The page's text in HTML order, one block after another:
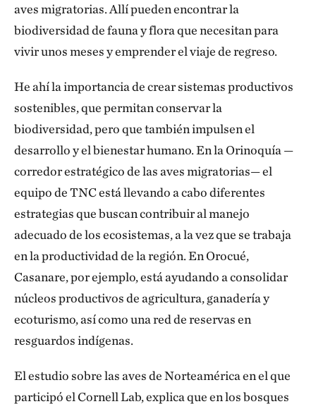
aves migratorias. Allí pueden encontrar la
biodiversidad de fauna y flora que necesitan para
vivir unos meses y emprender el viaje de regreso.
He ahí la importancia de crear sistemas productivos
sostenibles, que permitan conservar la
biodiversidad, pero que también impulsen el
desarrollo y el bienestar humano. En la Orinoquía —
corredor estratégico de las aves migratorias— el
equipo de TNC está llevando a cabo diferentes
estrategias que buscan contribuir al manejo
adecuado de los ecosistemas, a la vez que se trabaja
en la productividad de la región. En Orocué,
Casanare, por ejemplo, está ayudando a consolidar
núcleos productivos de agricultura, ganadería y
ecoturismo, así como una red de reservas en
resguardos indígenas.
El estudio sobre las aves de Norteamérica en el que
participó el Cornell Lab, explica que en los bosques